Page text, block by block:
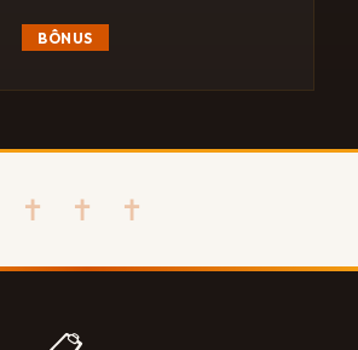
BÔNUS
✝ ✝ ✝